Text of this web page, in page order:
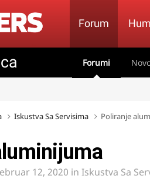
Forum
Forumi
Iskustva Sa Servisima Poliranje
12, 2020 in Iskustva Sa